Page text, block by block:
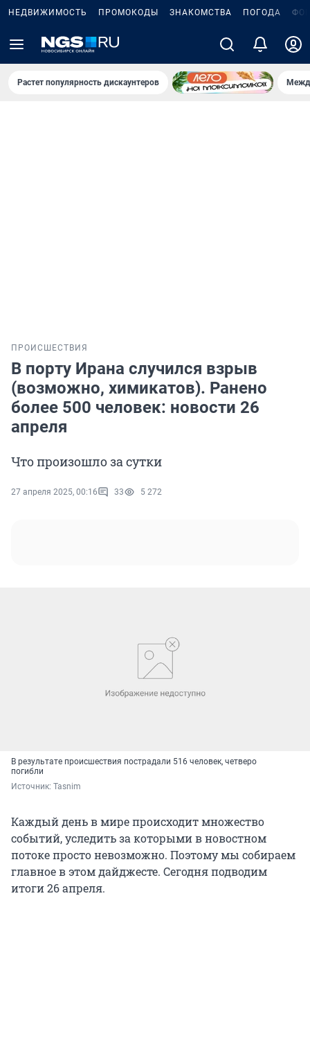
НЕДВИЖИМОСТЬ ПРОМОКОДЫ ЗНАКОМСТВА ПОГОДА
Растет популярность дискаунтеров
ПРОИСШЕСТВИЯ
В порту Ирана случился взрыв
(возможно, химикатов). Ранено
более 500 человек: новости 26
апреля
Что произошло за сутки
27 апреля 2025, 00:16 33 5 272
В результате происшествия пострадали 516 человек, четверо
погибли
Источник: Tasnim
Каждый день в мире происходит множество
событий, уследить за которыми в новостном
потоке просто невозможно. Поэтому мы собираем
главное в этом дайджесте. Сегодня подводим
итоги 26 апреля.